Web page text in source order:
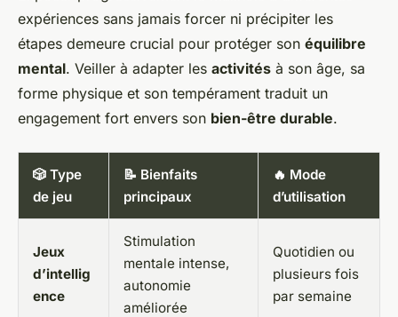
expériences sans jamais forcer ni précipiter les
étapes demeure crucial pour protéger son équilibre
mental. Veiller à adapter les activités à son âge, sa
forme physique et son tempérament traduit un
engagement fort envers son bien-être durable.
🎲 Type
de jeu
📝 Bienfaits
principaux
🔥 Mode
d’utilisation
Jeux
d’intellig
ence
Stimulation
mentale intense,
autonomie
améliorée
Quotidien ou
plusieurs fois
par semaine